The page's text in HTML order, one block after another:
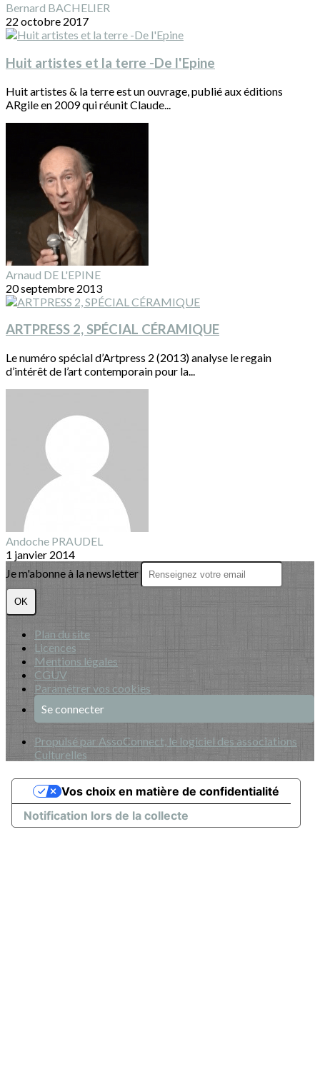
Bernard BACHELIER
22 octobre 2017
Huit artistes et la terre -De l'Epine
Huit artistes & la terre est un ouvrage, publié aux éditions
ARgile en 2009 qui réunit Claude...
Arnaud DE L'EPINE
20 septembre 2013
ARTPRESS 2, SPÉCIAL CÉRAMIQUE
Le numéro spécial d’Artpress 2 (2013) analyse le regain
d’intérêt de l’art contemporain pour la...
Andoche PRAUDEL
1 janvier 2014
Je m'abonne à la newsletter
OK
Plan du site
Licences
Mentions légales
CGUV
Paramétrer vos cookies
Se connecter
Propulsé par AssoConnect, le logiciel des associations
Culturelles
Notification lors de la collecte
Vos choix en matière de confidentialité